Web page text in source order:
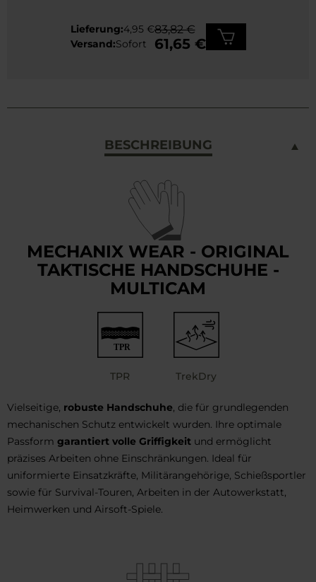
Lieferung:4,95 €
Versand:Sofort
83,82 €
61,65 €
BESCHREIBUNG
MECHANIX WEAR - ORIGINAL
TAKTISCHE HANDSCHUHE -
MULTICAM
TPR TrekDry
Vielseitige, robuste Handschuhe, die für grundlegenden
mechanischen Schutz entwickelt wurden. Ihre optimale
Passform garantiert volle Griffigkeit und ermöglicht
präzises Arbeiten ohne Einschränkungen. Ideal für
uniformierte Einsatzkräfte, Militärangehörige, Schießsportler
sowie für Survival-Touren, Arbeiten in der Autowerkstatt,
Heimwerken und Airsoft-Spiele.